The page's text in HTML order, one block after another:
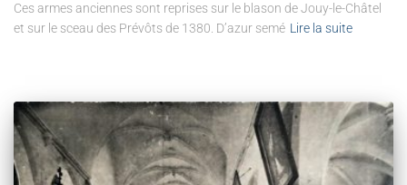
Ces armes anciennes sont reprises sur le blason de Jouy-le-Châtel
et sur le sceau des Prévôts de 1380. D’azur semé Lire la suite